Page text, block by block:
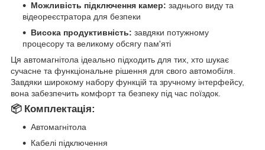
Можливість підключення камер: заднього виду та
відеореєстратора для безпеки
Висока продуктивність: завдяки потужному
процесору та великому обсягу пам'яті
Ця автомагнітола ідеально підходить для тих, хто шукає
сучасне та функціональне рішення для свого автомобіля.
Завдяки широкому набору функцій та зручному інтерфейсу,
вона забезпечить комфорт та безпеку під час поїздок.
📦 Комплектація:
Автомагнітола
Кабелі підключення